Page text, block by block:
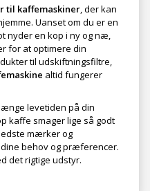
til kaffemaskiner, der kan
Uanset om du er en
nyder en kop i ny og næ,
for at optimere din
til udskiftningsfiltre,
altid fungerer
levetiden på din
kaffe smager lige så godt
mærker og
behov og præferencer.
det rigtige udstyr.